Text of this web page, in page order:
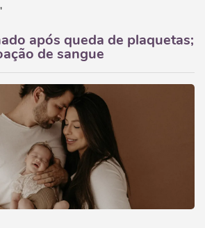
após queda de plaquetas;
de sangue